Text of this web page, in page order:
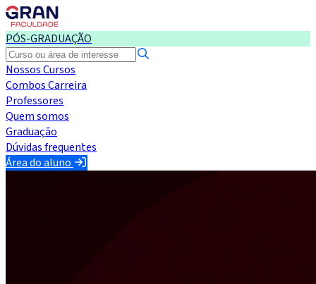
PÓS-GRADUAÇÃO
Nossos Cursos
Combos Carreira
Professores
Quem somos
Graduação
Dúvidas frequentes
Área do aluno